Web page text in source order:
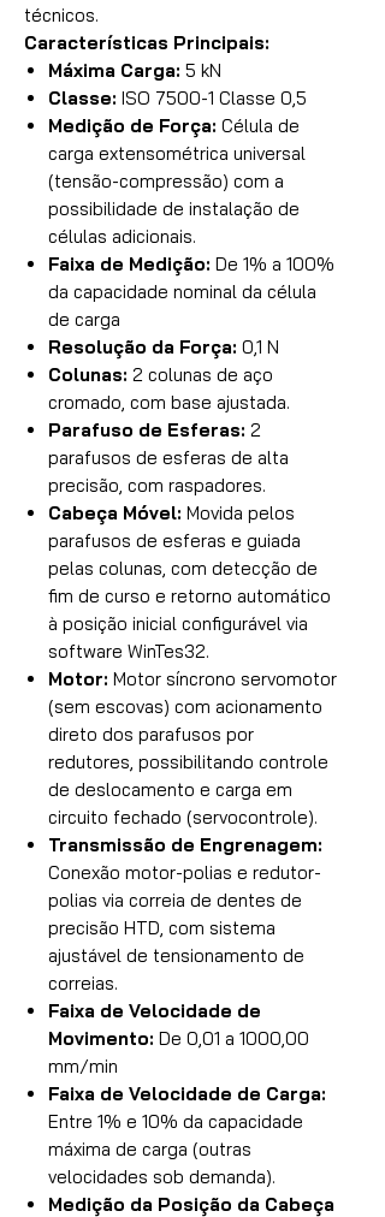
técnicos.
Características Principais:
Máxima Carga: 5 kN
Classe: ISO 7500-1 Classe 0,5
Medição de Força: Célula de
carga extensométrica universal
(tensão-compressão) com a
possibilidade de instalação de
células adicionais.
Faixa de Medição: De 1% a 100%
da capacidade nominal da célula
de carga
Resolução da Força: 0,1 N
Colunas: 2 colunas de aço
cromado, com base ajustada.
Parafuso de Esferas: 2
parafusos de esferas de alta
precisão, com raspadores.
Cabeça Móvel: Movida pelos
parafusos de esferas e guiada
pelas colunas, com detecção de
fim de curso e retorno automático
à posição inicial configurável via
software WinTes32.
Motor: Motor síncrono servomotor
(sem escovas) com acionamento
direto dos parafusos por
redutores, possibilitando controle
de deslocamento e carga em
circuito fechado (servocontrole).
Transmissão de Engrenagem:
Conexão motor-polias e redutor-
polias via correia de dentes de
precisão HTD, com sistema
ajustável de tensionamento de
correias.
Faixa de Velocidade de
Movimento: De 0,01 a 1000,00
mm/min
Faixa de Velocidade de Carga:
Entre 1% e 10% da capacidade
máxima de carga (outras
velocidades sob demanda).
Medição da Posição da Cabeça